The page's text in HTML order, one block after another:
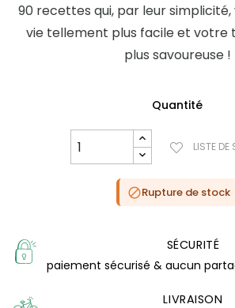
90 recettes qui, par leur
vie tellement plus facile et votre
plus savoureuse !
Quantité
LISTE DE
Rupture de stock
SÉCURITÉ
paiement sécurisé & aucun
LIVRAISON